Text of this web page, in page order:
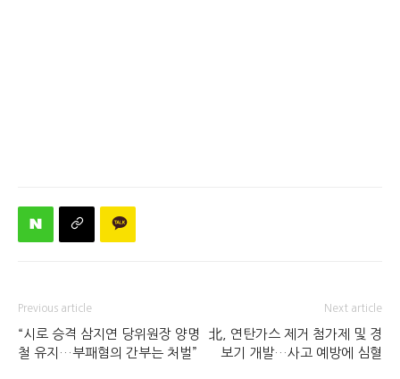
Previous article
“시로 승격 삼지연 당위원장 양명
철 유지…부패혐의 간부는 처벌”
Next article
北, 연탄가스 제거 첨가제 및 경
보기 개발…사고 예방에 심혈